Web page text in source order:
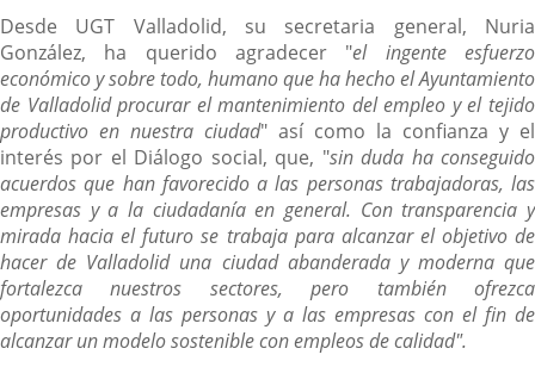
Desde UGT Valladolid, su secretaria general, Nuria
González, ha querido agradecer "el ingente esfuerzo
económico y sobre todo, humano que ha hecho el Ayuntamiento
de Valladolid procurar el mantenimiento del empleo y el tejido
productivo en nuestra ciudad" así como la confianza y el
interés por el Diálogo social, que, "sin duda ha conseguido
acuerdos que han favorecido a las personas trabajadoras, las
empresas y a la ciudadanía en general. Con transparencia y
mirada hacia el futuro se trabaja para alcanzar el objetivo de
hacer de Valladolid una ciudad abanderada y moderna que
fortalezca nuestros sectores, pero también ofrezca
oportunidades a las personas y a las empresas con el fin de
alcanzar un modelo sostenible con empleos de calidad".